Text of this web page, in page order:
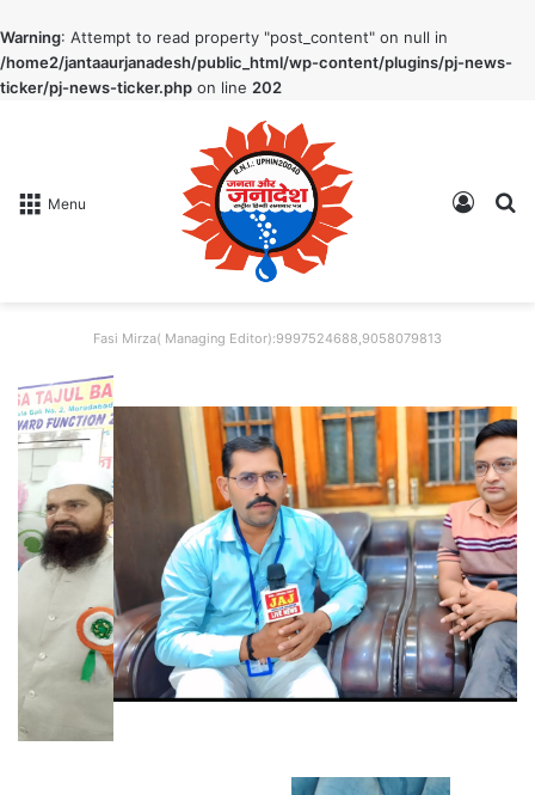
Warning: Attempt to read property "post_content" on null in
/home2/jantaaurjanadesh/public_html/wp-content/plugins/pj-news-
ticker/pj-news-ticker.php on line 202
Menu Log In
Fasi Mirza( Managing Editor):9997524688,9058079813